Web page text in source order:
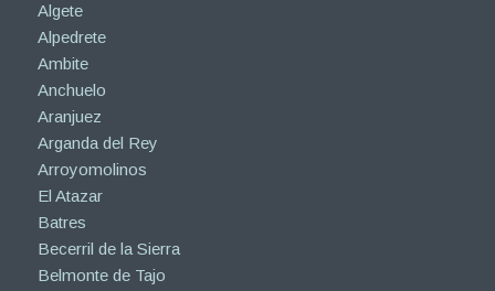
Algete
Alpedrete
Ambite
Anchuelo
Aranjuez
Arganda del Rey
Arroyomolinos
El Atazar
Batres
Becerril de la Sierra
Belmonte de Tajo